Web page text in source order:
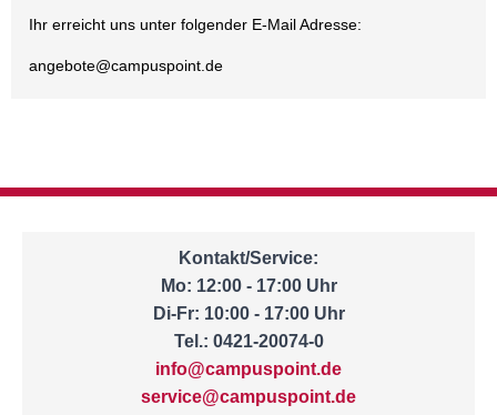
Ihr erreicht uns unter folgender E-Mail Adresse:
angebote@campuspoint.de
Kontakt/Service:
Mo: 12:00 - 17:00 Uhr
Di-Fr: 10:00 - 17:00 Uhr
Tel.: 0421-20074-0
info@campuspoint.de
service@campuspoint.de